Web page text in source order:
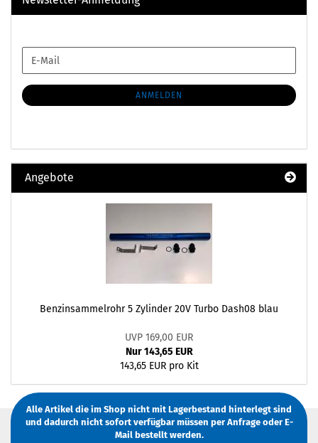
ZUR
ANMELDUNG
E-
Mail
ANMELDEN
Angebote
Benzinsammelrohr 5 Zylinder 20V Turbo Dash08 blau
UVP 169,00 EUR
Nur 143,65 EUR
143,65 EUR pro Kit
Alle Artikel die im Shop nicht mit Lagerbestand hinterlegt sind
und dadurch nicht sofort verfügbar müssen per AnfrageoderE-
Mailbestellt werden.